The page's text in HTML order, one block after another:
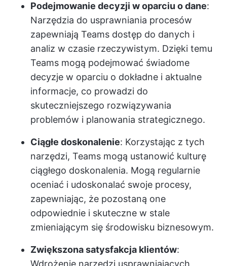
Podejmowanie decyzji w oparciu o dane:
Narzędzia do usprawniania procesów
zapewniają Teams dostęp do danych i
analiz w czasie rzeczywistym. Dzięki temu
Teams mogą podejmować świadome
decyzje w oparciu o dokładne i aktualne
informacje, co prowadzi do
skuteczniejszego rozwiązywania
problemów i planowania strategicznego.
Ciągłe doskonalenie: Korzystając z tych
narzędzi, Teams mogą ustanowić kulturę
ciągłego doskonalenia. Mogą regularnie
oceniać i udoskonalać swoje procesy,
zapewniając, że pozostaną one
odpowiednie i skuteczne w stale
zmieniającym się środowisku biznesowym.
Zwiększona satysfakcja klientów:
Wdrożenie narzędzi usprawniających